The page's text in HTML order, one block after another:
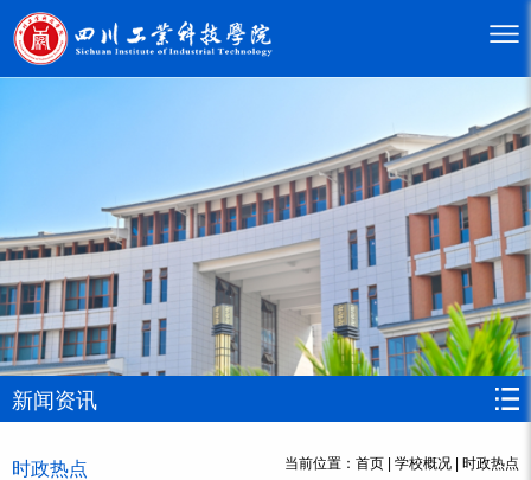
新闻资讯
时政热点 当前位置： 首页 | 学校概况 | 时政热点